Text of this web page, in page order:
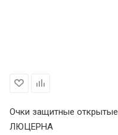
Очки защитные открытые
ЛЮЦЕРНА